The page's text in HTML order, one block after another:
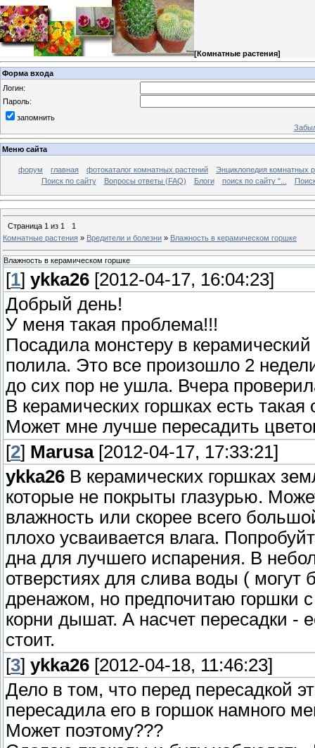
[Комнатные растения]
Форма входа
Логин:
Пароль:
запомнить
Меню сайта
форум главная фотокаталог комнатных растений
Энциклопедия комнатных
Поиск по сайту
Вопросы ответы (FAQ) Блоги поиск по сайту "...
Страница 1 из 1
1
Комнатные растения » Вредители и болезни » Влажность в керамическом горшке
Влажность в керамическом горшке
[1] ykka26 [2012-04-17, 16:04:23]
Добрый день!
У меня такая проблема!!!
Посадила монстеру в
полила. Это все произошло 2
до сих пор не ушла. Вчера
В керамических горшках есть такая
Может мне лучше пересадить
[2] Marusa[2012-04-17, 17:33:21]
ykka26 В керамических горшках
которые не покрыты глазурью.
влажность или скорее всего
плохо усваивается влага.
дна для лучшего испарения. В
отверстиях для слива воды (
дренажом, но предпочитаю горшки
корни дышат. А насчет пересадки -
стоит.
[3] ykka26 [2012-04-18, 11:46:23]
Дело в том, что перед пересадкой
пересадила его в горшок намного
Может поэтому???